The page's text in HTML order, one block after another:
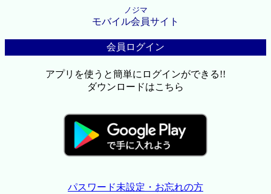
ノジマ
モバイル会員サイト
会員ログイン
アプリを使うと簡単にログインができる!!
ダウンロードはこちら
パスワード未設定・お忘れの方